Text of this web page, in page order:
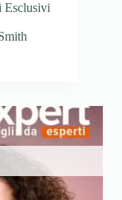
Esclusivi